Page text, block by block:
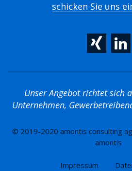
schicken Sie uns
Unser Angebot richtet sich
Unternehmen,
© 2019-2020 amontis consulting
amontis
Impressum